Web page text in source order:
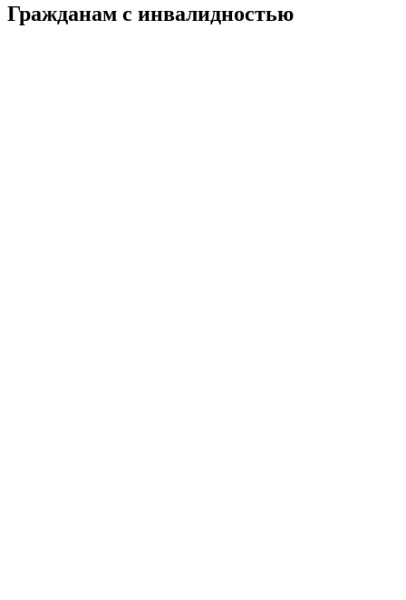
Гражданам с инвалидностью